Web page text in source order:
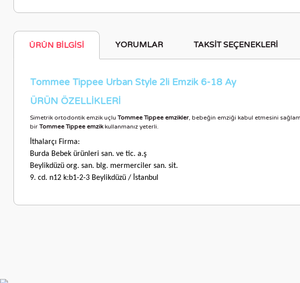
ÜRÜN BILGISI YORUMLAR TAKSIT SEÇENEKLERI
Tommee Tippee Urban Style 2li Emzik 6-18 Ay
ÜRÜN ÖZELLİKLERİ
Simetrik ortodontik emzik uçlu Tommee Tippee emzikler, bebeğin emziği kabul etmesini
bir Tommee Tippee emzikkullanmanız yeterli.
İthalarçı Firma:
Burda Bebek ürünleri san. ve tic. a.ş
Beylikdüzü org. san. blg. mermerciler san. sit.
9. cd. n12 k:b1-2-3 Beylikdüzü / İstanbul